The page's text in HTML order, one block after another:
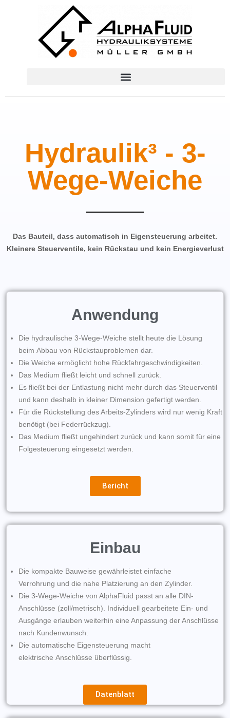
Hydraulik³ - 3-
Wege-Weiche
Das Bauteil, dass automatisch in Eigensteuerung arbeitet.
Kleinere Steuerventile, kein Rückstau und kein Energieverlust
Anwendung
Die hydraulische 3-Wege-Weiche stellt heute die Lösung
beim Abbau von Rückstauproblemen dar.
Die Weiche ermöglicht hohe Rückfahrgeschwindigkeiten.
Das Medium fließt leicht und schnell zurück.
Es fließt bei der Entlastung nicht mehr durch das Steuerventil
und kann deshalb in kleiner Dimension gefertigt werden.
Für die Rückstellung des Arbeits-Zylinders wird nur wenig Kraft
benötigt (bei Federrückzug).
Das Medium fließt ungehindert zurück und kann somit für eine
Folgesteuerung eingesetzt werden.
Bericht
Einbau
Die kompakte Bauweise gewährleistet einfache
Verrohrung und die nahe Platzierung an den Zylinder.
Die 3-Wege-Weiche von AlphaFluid passt an alle DIN-
Anschlüsse (zoll/metrisch). Individuell gearbeitete Ein- und
Ausgänge erlauben weiterhin eine Anpassung der Anschlüsse
nach Kundenwunsch.
Die automatische Eigensteuerung macht
elektrische Anschlüsse überflüssig.
Datenblatt